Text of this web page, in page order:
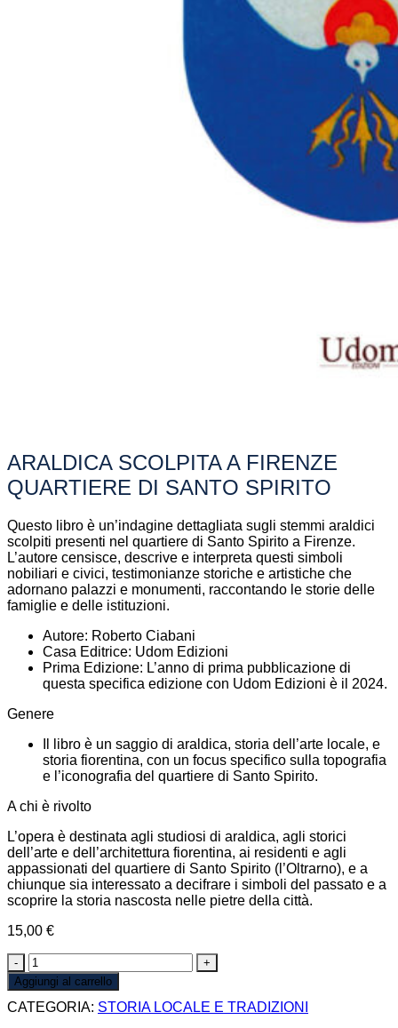
ARALDICA SCOLPITA A FIRENZE
QUARTIERE DI SANTO SPIRITO
Questo libro è un’indagine dettagliata sugli stemmi araldici
scolpiti presenti nel quartiere di Santo Spirito a Firenze.
L’autore censisce, descrive e interpreta questi simboli
nobiliari e civici, testimonianze storiche e artistiche che
adornano palazzi e monumenti, raccontando le storie delle
famiglie e delle istituzioni.
Autore: Roberto Ciabani
Casa Editrice: Udom Edizioni
Prima Edizione: L’anno di prima pubblicazione di
questa specifica edizione con Udom Edizioni è il 2024.
Genere
Il libro è un saggio di araldica, storia dell’arte locale, e
storia fiorentina, con un focus specifico sulla topografia
e l’iconografia del quartiere di Santo Spirito.
A chi è rivolto
L’opera è destinata agli studiosi di araldica, agli storici
dell’arte e dell’architettura fiorentina, ai residenti e agli
appassionati del quartiere di Santo Spirito (l’Oltrarno), e a
chiunque sia interessato a decifrare i simboli del passato e a
scoprire la storia nascosta nelle pietre della città.
15,00 €
ARALDICA
SCOLPITA
A
FIRENZE
Aggiungi al carrello
CATEGORIA: STORIA LOCALE E TRADIZIONI